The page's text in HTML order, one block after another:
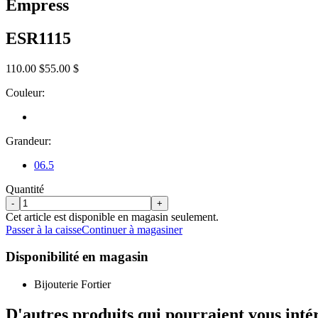
Empress
ESR1115
110.00 $55.00 $
Couleur:
Grandeur:
06.5
Quantité
- +
Cet article est disponible en magasin seulement.
Passer à la caisseContinuer à magasiner
Disponibilité en magasin
Bijouterie Fortier